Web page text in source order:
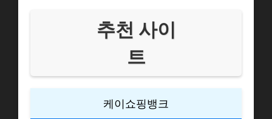
추천 사이
트
케이쇼핑뱅크